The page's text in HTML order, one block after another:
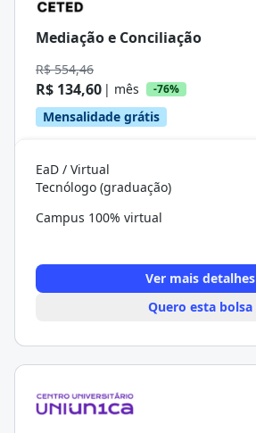
Mediação e Conciliação
R$ 554,46
R$ 134,60 | mês -76%
Mensalidade grátis
EaD / Virtual
Tecnólogo (graduação)
Campus 100% virtual
Ver mais detalhes
Quero esta bolsa